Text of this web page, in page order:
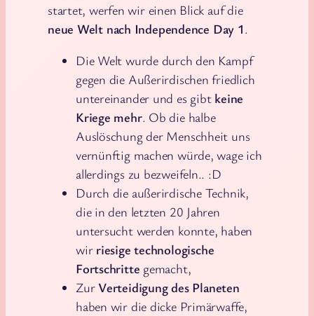
startet, werfen wir einen Blick auf die
neue Welt nach Independence Day 1.
Die Welt wurde durch den Kampf
gegen die Außerirdischen friedlich
untereinander und es gibt keine
Kriege mehr. Ob die halbe
Auslöschung der Menschheit uns
vernünftig machen würde, wage ich
allerdings zu bezweifeln.. :D
Durch die außerirdische Technik,
die in den letzten 20 Jahren
untersucht werden konnte, haben
wir riesige technologische
Fortschritte gemacht,
Zur Verteidigung des Planeten
haben wir die dicke Primärwaffe,